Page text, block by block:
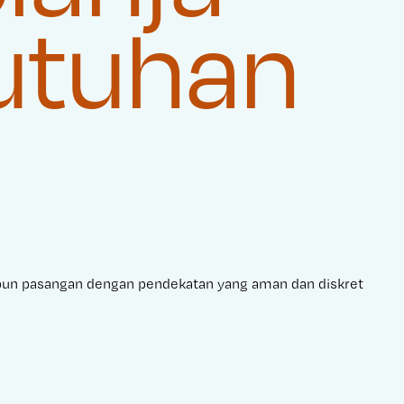
pasangan dengan pendekatan yang aman dan diskret